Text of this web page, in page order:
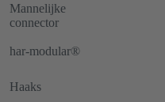
Mannelijke
connector
har-modular®
Haaks